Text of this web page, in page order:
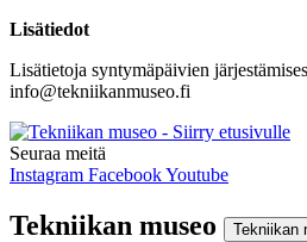
Lisätiedot
Lisätietoja syntymäpäivien
info@tekniikanmuseo.fi
Seuraa meitä
Instagram FacebookYoutube
Tekniikan museo Tekniikan